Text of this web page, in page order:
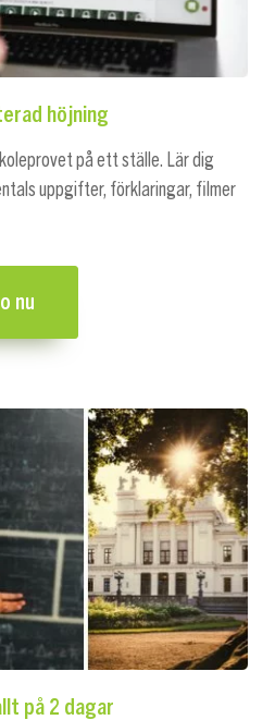
höjning
på ett ställe. Lär dig
uppgifter, förklaringar, filmer
nu
på 2 dagar